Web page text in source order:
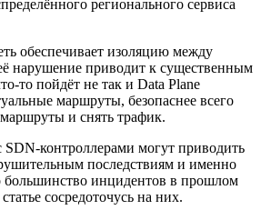
регионального сервиса
обеспечивает изоляцию между
нарушение приводит к существенным
пойдёт не так и Data Plane
маршруты, безопаснее всего
маршруты и снять трафик.
могут приводить
последствиям и именно
большинство инцидентов в прошлом
сосредоточусь на них.